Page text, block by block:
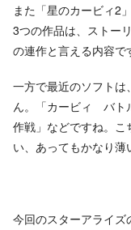
また「星のカービィ2
3つの作品は、ストー
の連作と言える内容で
一方で最近のソフト
ん。「カービィ バト
作戦」などですね。
い、あってもかなり薄
今回のスターアライズ